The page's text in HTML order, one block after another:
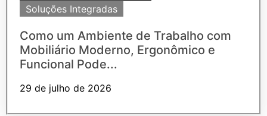
Soluções Integradas
Como um Ambiente de Trabalho com
Mobiliário Moderno, Ergonômico e
Funcional Pode...
29 de julho de 2026